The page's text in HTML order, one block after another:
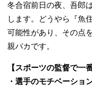
冬合宿前日の夜、吾郎
します。どうやら『魚
可能性があり、その点
親バカです。
【スポーツの監督で一
・選手のモチベーショ